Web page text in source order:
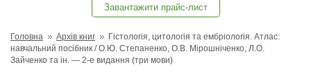
Завантажити прайс-лист
Головна Архів книг
Гістологія, цитологія та ембріологія. Атлас:
навчальний посібник / О.Ю. Степаненко, О.В. Мірошніченко, Л.О.
Зайченко та ін. — 2-е видання (три мови)